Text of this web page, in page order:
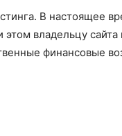
В настоящее
владельцу
финансовые